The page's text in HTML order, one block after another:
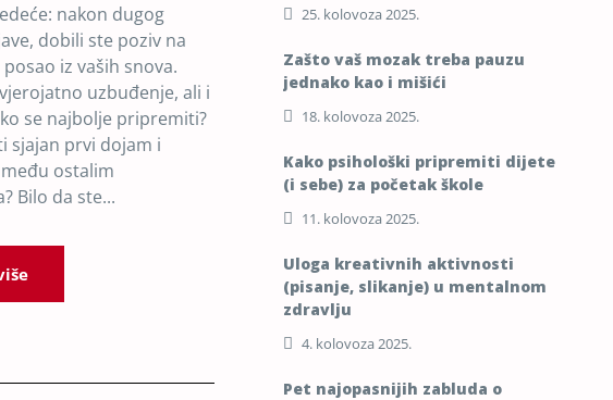
nakon dugog
dobili ste poziv na
iz vaših snova.
uzbuđenje, ali i
se najbolje pripremiti?
sjajan prvi dojam i
ostalim
Bilo da ste...
25. kolovoza 2025.
Zašto vaš mozak treba pauzu
jednako kao i mišići
18. kolovoza 2025.
Kako psihološki pripremiti dijete
(i sebe) za početak škole
11. kolovoza 2025.
Uloga kreativnih aktivnosti
(pisanje, slikanje) u mentalnom
zdravlju
4. kolovoza 2025.
Pet najopasnijih zabluda o